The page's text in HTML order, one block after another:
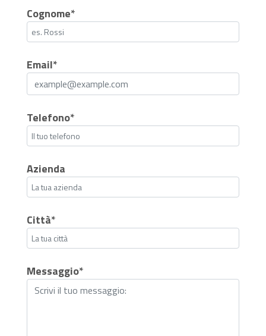
Cognome*
Email*
Telefono*
Azienda
Città*
Messaggio*